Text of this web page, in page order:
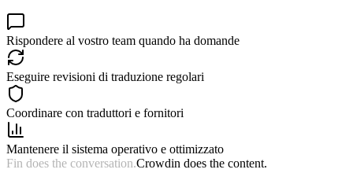
Rispondere al vostro team quando ha domande
Eseguire revisioni di traduzione regolari
Coordinare con traduttori e fornitori
Mantenere il sistema operativo e ottimizzato
Fin does the conversation.Crowdin does the content.